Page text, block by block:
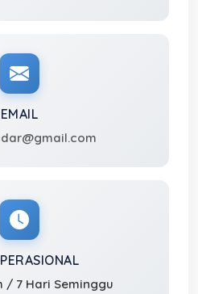
EMAIL
/ 7 Hari Seminggu